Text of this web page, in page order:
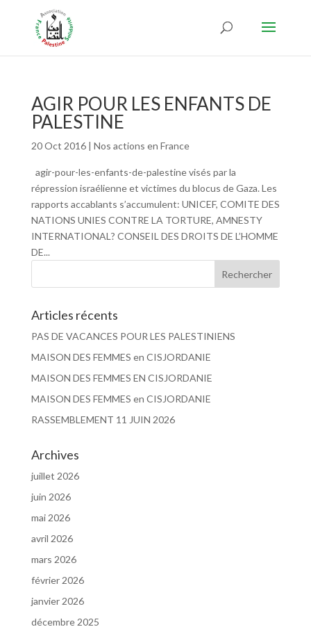
AGIR POUR LES ENFANTS DE
PALESTINE
20 Oct 2016| Nos actions en France
agir-pour-les-enfants-de-palestine visés par la
répression israélienne et victimes du blocus de Gaza. Les
rapports accablants s’accumulent: UNICEF, COMITE DES
NATIONS UNIES CONTRE LA TORTURE, AMNESTY
INTERNATIONAL? CONSEIL DES DROITS DE L’HOMME
DE...
Articles récents
PAS DE VACANCES POUR LES PALESTINIENS
MAISON DES FEMMES en CISJORDANIE
MAISON DES FEMMES EN CISJORDANIE
MAISON DES FEMMES en CISJORDANIE
RASSEMBLEMENT 11 JUIN 2026
Archives
juillet 2026
juin 2026
mai 2026
avril 2026
mars 2026
février 2026
janvier 2026
décembre 2025